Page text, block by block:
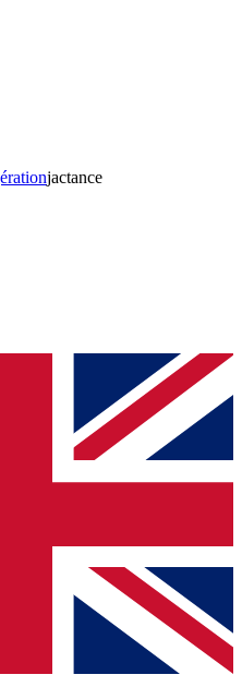
jactance